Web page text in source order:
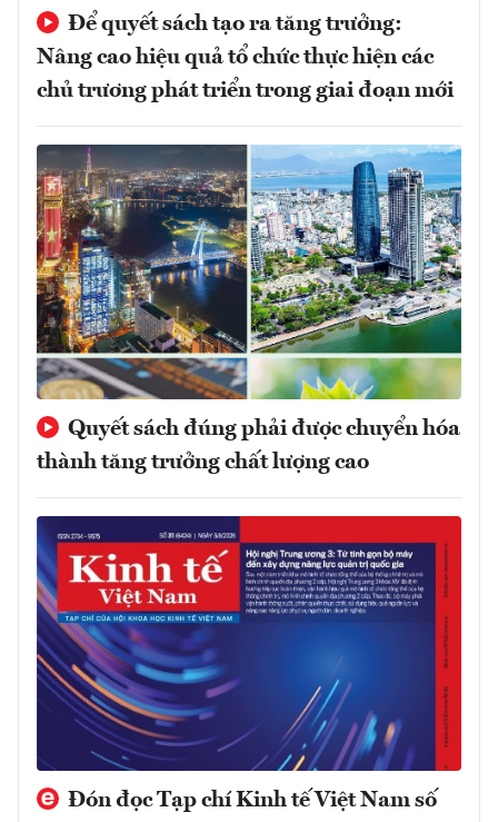
Để quyết sách tạo ra tăng trưởng:
Nâng cao hiệu quả tổ chức thực hiện các
chủ trương phát triển trong giai đoạn mới
Quyết sách đúng phải được chuyển hóa
thành tăng trưởng chất lượng cao
Đón đọc Tạp chí Kinh tế Việt Nam số